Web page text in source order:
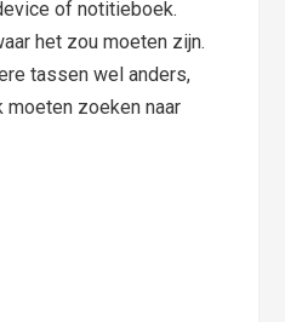
of notitieboek.
het zou moeten zijn.
tassen wel anders,
zoeken naar